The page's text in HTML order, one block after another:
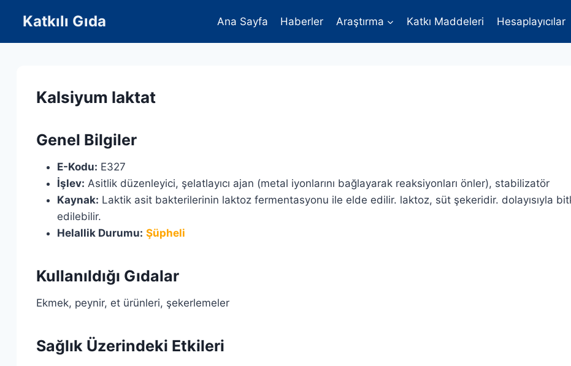
content
Katkılı Gıda Ana Sayfa Haberler Araştırma Katkı Maddeleri Hesaplayıcılar
Kalsiyum laktat
Genel Bilgiler
E-Kodu: E327
İşlev: Asitlik düzenleyici, şelatlayıcı ajan (metal iyonlarını bağlayarak reaksiyonları önler), stabilizatör
Kaynak: Laktik asit bakterilerinin laktoz fermentasyonu ile elde edilir. laktoz, süt şekeridir. dolayısıyla
edilebilir.
Helallik Durumu: Şüpheli
Kullanıldığı Gıdalar
Ekmek, peynir, et ürünleri, şekerlemeler
Sağlık Üzerindeki Etkileri